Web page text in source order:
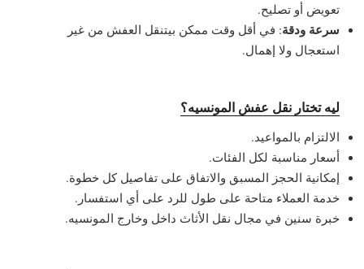
تعويض أو تصليح.
سرعة ودقة: في أقل وقت ممكن بيتنقل العفش من غير
استعجال ولا إهمال.
ليه تختار نقل عفش المونسيه؟
الالتزام بالمواعيد.
أسعار مناسبة لكل الفئات.
إمكانية الحجز المسبق والاتفاق على تفاصيل كل خطوة.
خدمة العملاء متاحة على طول للرد على أي استفسار.
خبرة سنين في مجال نقل الأثاث داخل وخارج المونسيه.